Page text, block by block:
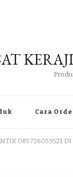
Cara
085726059521